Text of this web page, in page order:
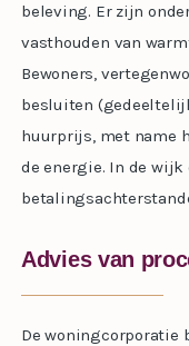
beleving. Er zijn
vasthouden van
Bewoners,
besluiten
huurprijs, met name
de energie. In de
Advies van
De woningcorporatie